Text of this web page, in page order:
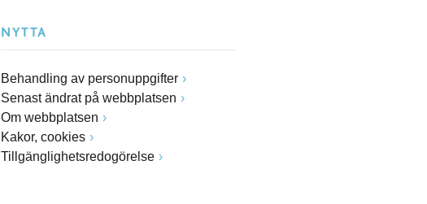
NYTTA
Behandling av personuppgifter
Senast ändrat på webbplatsen
Om webbplatsen
Kakor, cookies
Tillgänglighetsredogörelse